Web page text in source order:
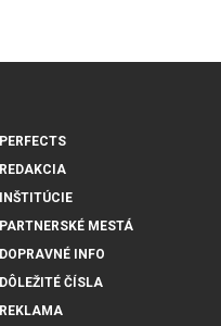
PERFECTS
REDAKCIA
INŠTITÚCIE
PARTNERSKÉ MESTÁ
DOPRAVNÉ INFO
DÔLEŽITÉ ČÍSLA
REKLAMA